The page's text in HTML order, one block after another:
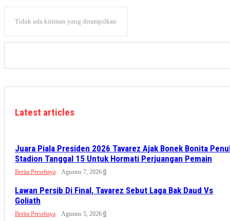
Tidak ada kiriman yang ditampilkan
Latest articles
Juara Piala Presiden 2026 Tavarez Ajak Bonek Bonita
Stadion Tanggal 15 Untuk Hormati Perjuangan Pemain
Berita Persebaya Agustus 7, 2026 0
Lawan Persib Di Final, Tavarez Sebut Laga Bak Daud Vs
Goliath
Berita Persebaya Agustus 5, 2026 0